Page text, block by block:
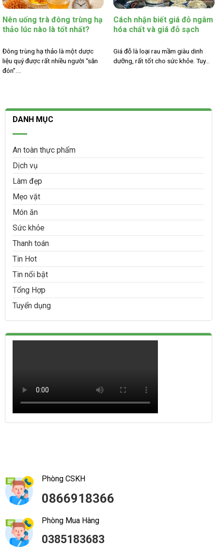
Nên uống trà đông trùng hạ
thảo lúc nào là tốt nhất?
Đông trùng hạ thảo là một dược
liệu quý được rất nhiều người “săn
đón”....
Cách nhận biết giá đỗ ngâm
hóa chất và giá đỗ sạch
Giá đỗ là loại rau mầm giàu dinh
dưỡng, rất tốt cho sức khỏe. Tuy...
DANH MỤC
An toàn thực phẩm
Dịch vụ
Làm đẹp
Mẹo vặt
Món ăn
Sức khỏe
Thanh toán
Tin Hot
Tin nổi bật
Tổng Hợp
Tuyển dụng
Phòng CSKH
0866918366
Phòng Mua Hàng
0385183683